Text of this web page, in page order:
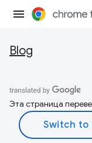
Blog
Эта страница